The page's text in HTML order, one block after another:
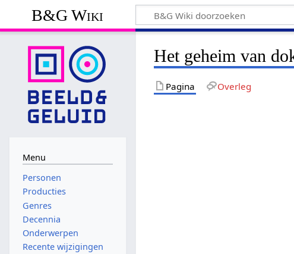
B&G Wiki
Het geheim van
Pagina Overleg
Menu
Personen
Producties
Genres
Decennia
Onderwerpen
Recente wijzigingen